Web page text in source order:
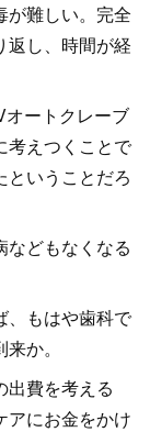
が難しい。完全
返し、時間が経
ートクレーブ
考えつくことで
ということだろ
どもなくなる
、もはや歯科で
か。
費を考える
アにお金をかけ